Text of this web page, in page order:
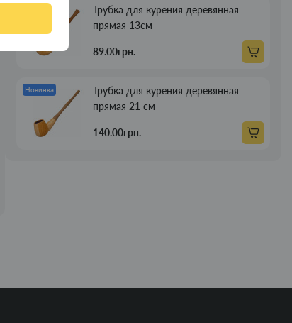
Новинка
Трубка для курения деревянная
прямая 13см
89.00грн.
Новинка
Трубка для курения деревянная
прямая 21 см
140.00грн.